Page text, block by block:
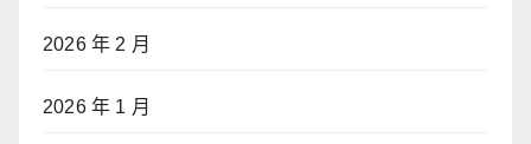
2026 年 2 月
2026 年 1 月